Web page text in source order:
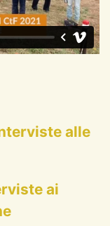
alle
ai